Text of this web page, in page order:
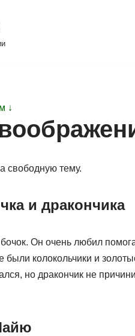
↓
свободную тему.
и дракончика
Он очень любил
колокольчики и
но дракончик не